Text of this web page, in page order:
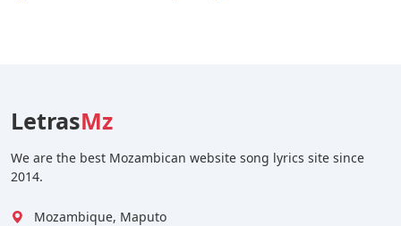
LetrasMz
We are the best Mozambican website song lyrics site since
2014.
Mozambique, Maputo